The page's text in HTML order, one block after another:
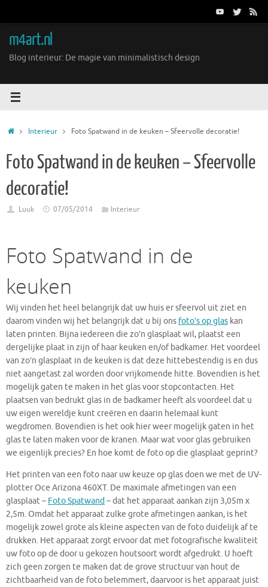
inhoud
m4art.nl
Blog interieur: De magie van minimalistisch design
HomeInterieur Foto Spatwand in de keuken – Sfeervolle decoratie!
Foto Spatwand in de keuken – Sfeervolle
decoratie!
Luuk 07/05/2014 Interieur
Foto Spatwand in de
keuken
Wij vinden het heel belangrijk dat uw huis er sfeervol uit ziet en
daarom vinden wij het belangrijk dat u bij ons foto’s op glas kan
laten printen. Bijna iedereen die zo’n glasplaat wil, plaatst een
dergelijke plaat in zijn of haar keuken en/of badkamer. Het voordeel
van zo’n glasplaat in de keuken is dat deze hittebestendig is en dus
niet aangetast zal worden door vrijkomende hitte. Bovendien is het
mogelijk gaten te maken in het glas voor stopcontacten. Het
plaatsen van bedrukt glas in de badkamer heeft als voordeel dat u
uw eigen wereldje kunt creëren en daarin helemaal kunt
wegdromen. Bovendien is het ook hier weer mogelijk gaten in het
glas te laten maken voor de kranen. Maar wat voor glas gebruiken
we eigenlijk precies? En hoe komt de foto op die glasplaat geprint?
Het printen van een foto naar uw keuze op glas doen we met de UV-
plotter Oce Arizona 460XT. De maximale afmetingen van een
glasplaat – Foto Spatwand – dat het apparaat aankan zijn 3,05m x
2,5m. Omdat het apparaat zulke grote afmetingen aankan, is het
mogelijk zowel grote als kleine aspecten van de foto duidelijk af te
drukken. Het apparaat zorgt ervoor dat met fotografische kwaliteit
uw foto op de door u gekozen houtsoort wordt afgedrukt. U hoeft
zich geen zorgen te maken dat de grove structuur van hout de
zichtbaarheid van de foto belemmert, daarvoor is het apparaat juist